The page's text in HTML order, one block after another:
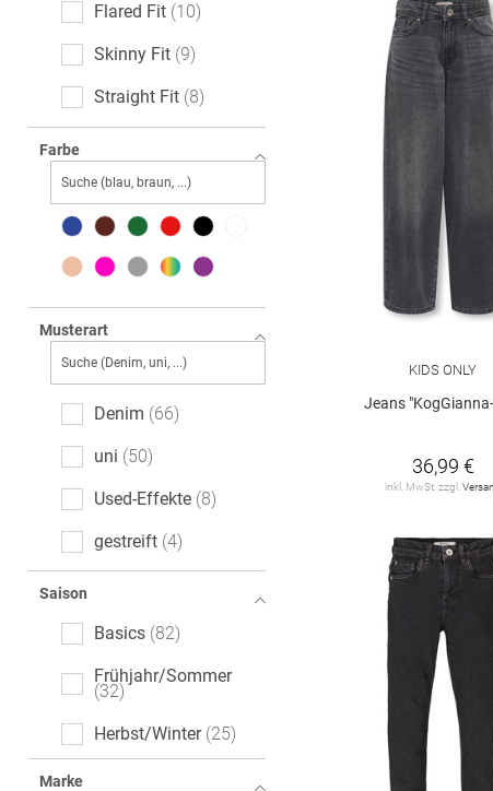
Flared Fit 10
Skinny Fit 9
Straight Fit 8
Slim Fit 5
Relaxed Fit 4
Baggy Fit 2
barrelFit 2
Farbe
Musterart
Denim 66
uni 50
Used-Effekte 8
gestreift 4
floral 2
leopard 2
All-Over-Print (AOP)
Saison
Basics 82
Frühjahr/Sommer
32
Herbst/Winter 25
Marke
KIDS ONLY
Jeans
36,99 €
inkl. MwSt. zzgl.